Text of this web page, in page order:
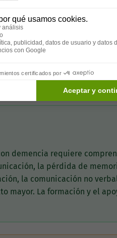
como una
en casos de
recomienda una revisión
que mejor se adapte a
demencia requiere
la pérdida de
la comunicación no
mayor. La formación y el